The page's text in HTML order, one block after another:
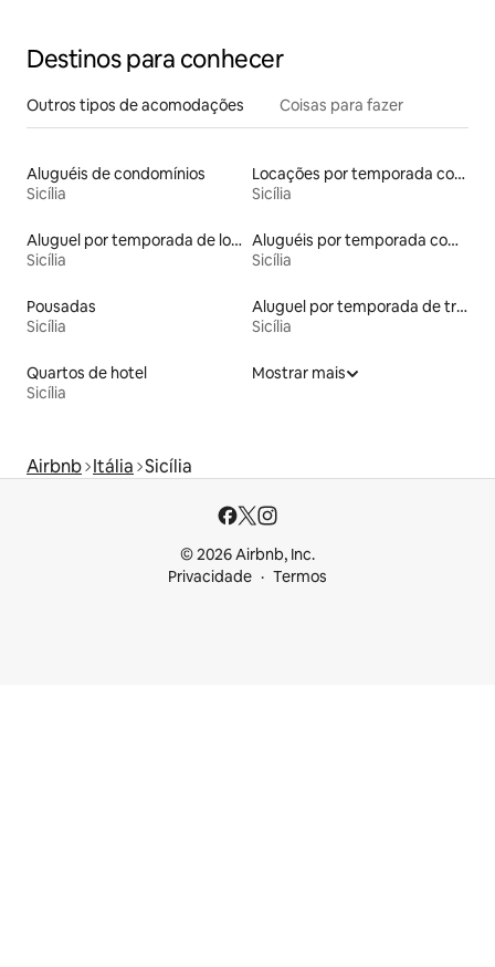
Destinos para conhecer
Outros tipos de acomodações Coisas para fazer
Aluguéis de condomínios
Sicília
Locações por temporada com piscina
Sicília
Aluguel por temporada de lofts
Sicília
Aluguéis por temporada com caiaque
Sicília
Pousadas
Sicília
Aluguel por temporada de trailers
Sicília
Quartos de hotel
Sicília
Mostrar mais
Airbnb Itália Sicília
© 2026 Airbnb, Inc.
Privacidade
Termos